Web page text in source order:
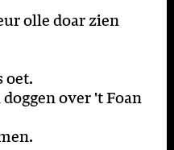
olle doar zien
oet.
over 't Foan